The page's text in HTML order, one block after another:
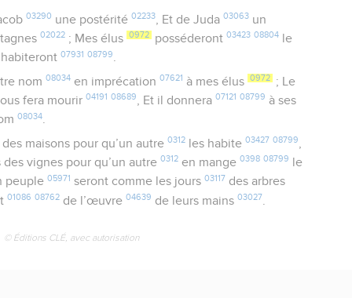
03290 une postérité 02233, Et de Juda 03063un
02022 ; Mes élus 0972 posséderont03423 08804
le
07931 08799.
nom 08034en imprécation 07621 à mes élus 0972 ; Le
fera mourir04191 08689, Et il donnera07121 08799 à ses
08034.
des maisons pour qu’un autre 0312les habite 03427 08799
des vignes pour qu’un autre0312 en mange0398 08799
le
peuple05971 seront comme les jours03117 des arbres
01086 08762 de l’œuvre04639 de leurs mains03027
© Éditions CLÉ, avec autorisation